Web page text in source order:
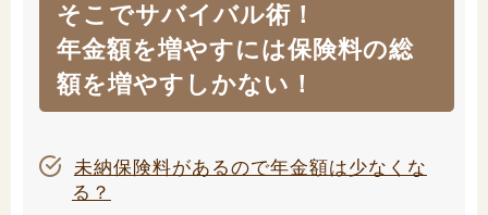
そこでサバイバル術！
年金額を増やすには保険料の総
額を増やすしかない！
未納保険料があるので年金額は少なくな
る？